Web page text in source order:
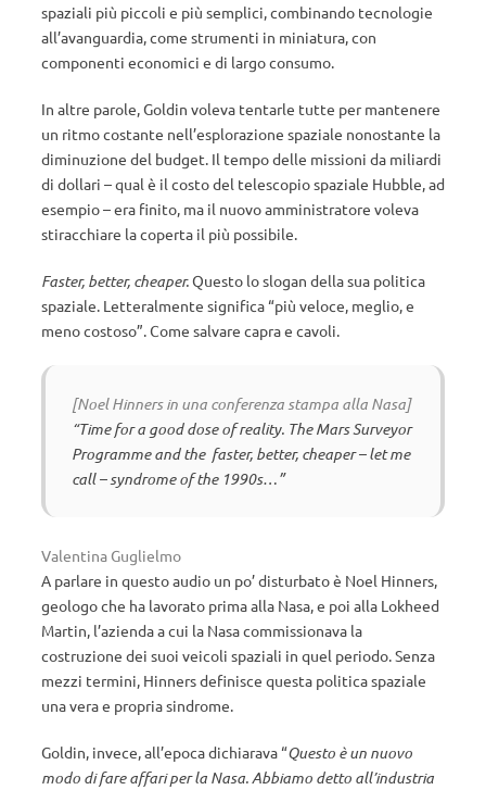
spaziali più piccoli e più semplici, combinando tecnologie
all’avanguardia, come strumenti in miniatura, con
componenti economici e di largo consumo.
In altre parole, Goldin voleva tentarle tutte per mantenere
un ritmo costante nell’esplorazione spaziale nonostante la
diminuzione del budget. Il tempo delle missioni da miliardi
di dollari – qual è il costo del telescopio spaziale Hubble, ad
esempio – era finito, ma il nuovo amministratore voleva
stiracchiare la coperta il più possibile.
Faster, better, cheaper.Questo lo slogan della sua politica
spaziale. Letteralmente significa “più veloce, meglio, e
meno costoso”. Come salvare capra e cavoli.
[Noel Hinners in una conferenza stampa alla Nasa]
“Time for a good dose of reality. The Mars Surveyor
Programme and the faster, better, cheaper – let me
call – syndrome of the 1990s…”
Valentina Guglielmo
A parlare in questo audio un po’ disturbato è Noel Hinners,
geologo che ha lavorato prima alla Nasa, e poi alla Lokheed
Martin, l’azienda a cui la Nasa commissionava la
costruzione dei suoi veicoli spaziali in quel periodo. Senza
mezzi termini, Hinners definisce questa politica spaziale
una vera e propria sindrome.
Goldin, invece, all’epoca dichiarava “Questo è un nuovo
modo di fare affari per la Nasa. Abbiamo detto all’industria